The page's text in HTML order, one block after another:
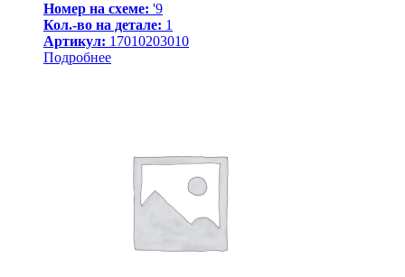
Номер на схеме: '9
Кол.-во на детале: 1
Артикул: 17010203010
Подробнее